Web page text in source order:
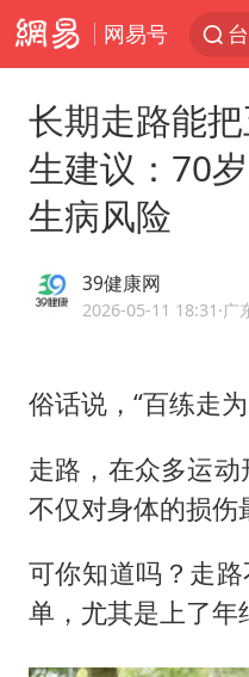
网易号
长期走路能
生建议：70
生病风险
39健康网
2026-05-11 18:31 ·广
俗话说，“百练走为
走路，在众多运动
不仅对身体的损伤
可你知道吗？走
单，尤其是上了年